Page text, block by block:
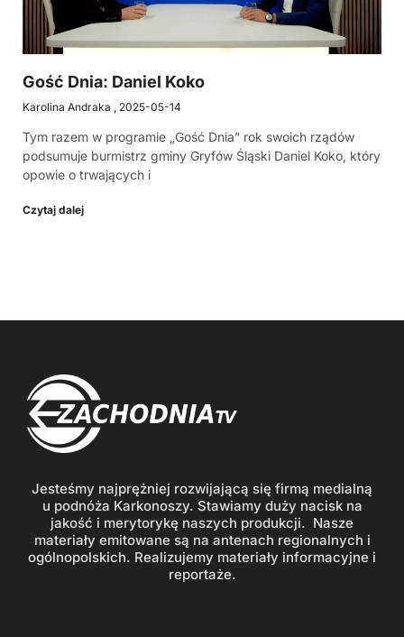
Gość Dnia: Daniel Koko
Karolina Andraka 2025-05-14
Tym razem w programie „Gość Dnia” rok swoich rządów
podsumuje burmistrz gminy Gryfów Śląski Daniel Koko, który
opowie o trwających i
Czytaj dalej
Jesteśmy najprężniej rozwijającą się firmą medialną
u podnóża Karkonoszy. Stawiamy duży nacisk na
jakość i merytorykę naszych produkcji. Nasze
materiały emitowane są na antenach regionalnych i
ogólnopolskich. Realizujemy materiały informacyjne i
reportaże.